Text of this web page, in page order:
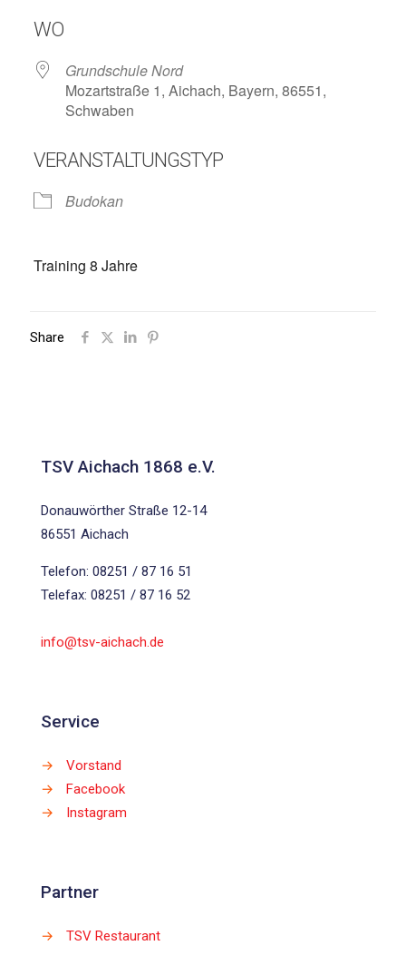
WO
Grundschule Nord
Mozartstraße 1, Aichach, Bayern, 86551,
Schwaben
VERANSTALTUNGSTYP
Budokan
Training 8 Jahre
Share
TSV Aichach 1868 e.V.
Donauwörther Straße 12-14
86551 Aichach
Telefon: 08251 / 87 16 51
Telefax: 08251 / 87 16 52
info@tsv-aichach.de
Service
→
Vorstand
→
Facebook
→
Instagram
Partner
→ TSV Restaurant